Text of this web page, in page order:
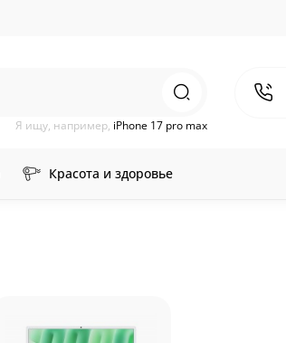
Я ищу, например, iPhone 17 pro max
Красота и здоровье